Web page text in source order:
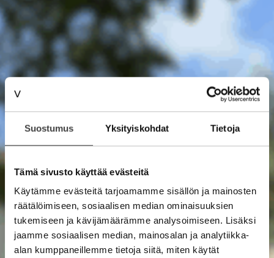
Suostumus Yksityiskohdat Tietoja
Tämä sivusto käyttää evästeitä
Käytämme evästeitä tarjoamamme sisällön ja mainosten
räätälöimiseen, sosiaalisen median ominaisuuksien
tukemiseen ja kävijämäärämme analysoimiseen. Lisäksi
jaamme sosiaalisen median, mainosalan ja analytiikka-
alan kumppaneillemme tietoja siitä, miten käytät